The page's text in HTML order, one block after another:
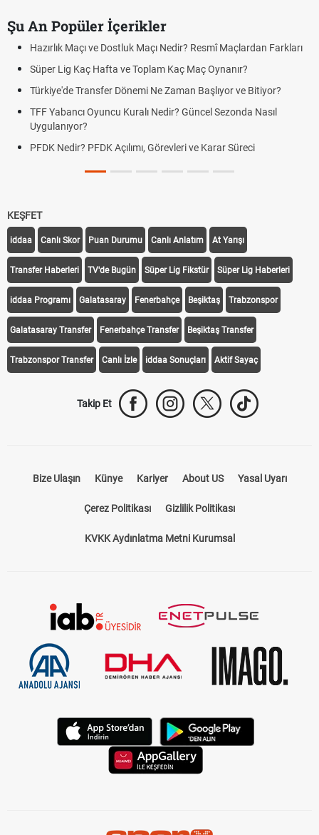
Şu An Popüler İçerikler
Hazırlık Maçı ve Dostluk Maçı Nedir? Resmî Maçlardan Farkları
Süper Lig Kaç Hafta ve Toplam Kaç Maç Oynanır?
Türkiye'de Transfer Dönemi Ne Zaman Başlıyor ve Bitiyor?
TFF Yabancı Oyuncu Kuralı Nedir? Güncel Sezonda Nasıl
Uygulanıyor?
PFDK Nedir? PFDK Açılımı, Görevleri ve Karar Süreci
KEŞFET
iddaa Canlı Skor Puan Durumu Canlı Anlatım At Yarışı
Transfer Haberleri TV'de Bugün Süper Lig Fikstür Süper Lig Haberleri
iddaa Programı Galatasaray Fenerbahçe Beşiktaş Trabzonspor
Galatasaray Transfer Fenerbahçe Transfer Beşiktaş Transfer
Trabzonspor Transfer Canlı İzle iddaa Sonuçları Aktif Sayaç
Takip Et
Bize Ulaşın Künye Kariyer About US Yasal Uyarı
Çerez Politikası Gizlilik Politikası
KVKK Aydınlatma Metni Kurumsal